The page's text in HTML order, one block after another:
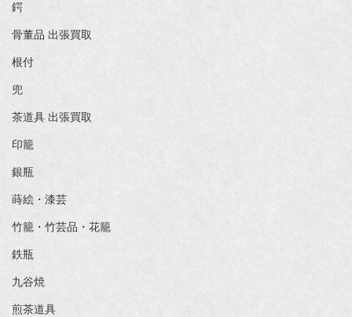
鍔
骨董品 出張買取
根付
兜
茶道具 出張買取
印籠
銀瓶
蒔絵・漆芸
竹籠・竹芸品・花籠
鉄瓶
九谷焼
煎茶道具